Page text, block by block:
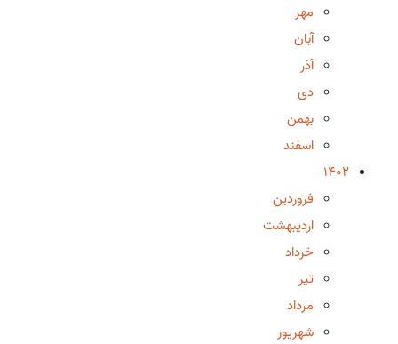
مهر
آبان
آذر
دی
بهمن
اسفند
1402
فروردین
اردیبهشت
خرداد
تیر
مرداد
شهریور